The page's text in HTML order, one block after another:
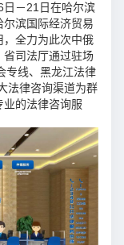
－21日在哈尔滨
滨国际经济贸易
，全力为此次中俄
省司法厅通过驻场
专线、黑龙江法律
法律咨询渠道为群
的法律咨询服